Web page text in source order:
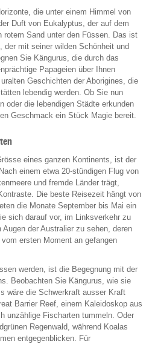
die unter einem Himmel von
Duft von Eukalyptus, der auf dem
rotem Sand unter den Füssen. Das ist
mit seiner wilden Schönheit und
Sie Kängurus, die durch das
Papageien über Ihnen
Geschichten der Aborigines, die
lebendig werden. Ob Sie nun
oder die lebendigen Städte erkunden
Geschmack ein Stück Magie bereit.
eines ganzen Kontinents, ist der
einem etwa 20-stündigen Flug von
und fremde Länder trägt,
Die beste Reisezeit hängt von
die Monate September bis Mai ein
sich darauf vor, im Linksverkehr zu
der Australier zu sehen, deren
ersten Moment an gefangen
werden, ist die Begegnung mit der
Beobachten Sie Kängurus, wie sie
wäre die Schwerkraft ausser Kraft
Barrier Reef, einem Kaleidoskop aus
unzählige Fischarten tummeln. Oder
Regenwald, während Koalas
entgegenblicken. Für